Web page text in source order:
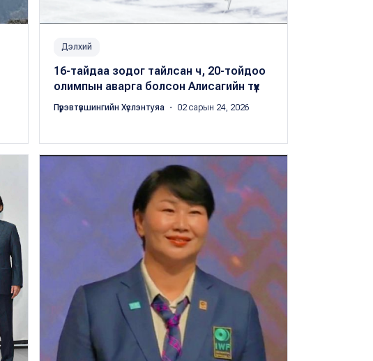
Дэлхий
16-тайдаа зодог тайлсан ч, 20-тойдоо
олимпын аварга болсон Алисагийн түүх
Пүрэвтүвшингийн Хүслэнтуяа ・ 02 сарын 24, 2026